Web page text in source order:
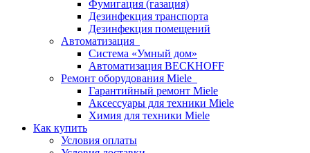
Фумигация (газация)
Дезинфекция транспорта
Дезинфекция помещений
Автоматизация
Система «Умный дом»
Автоматизация BECKHOFF
Ремонт оборудования Miele
Гарантийный ремонт Miele
Аксессуары для техники Miele
Химия для техники Miele
Как купить
Условия оплаты